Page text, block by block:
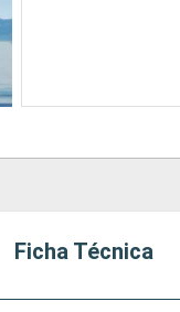
Ficha Técnica